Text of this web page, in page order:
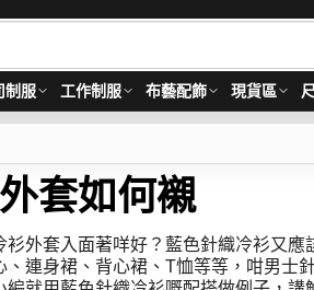
制服 工作制服 布藝配飾 現貨區
套如何襯
衫外套入面著咩好？藍色針織冷衫又
、連身裙、背心裙、T恤等等，咁男士